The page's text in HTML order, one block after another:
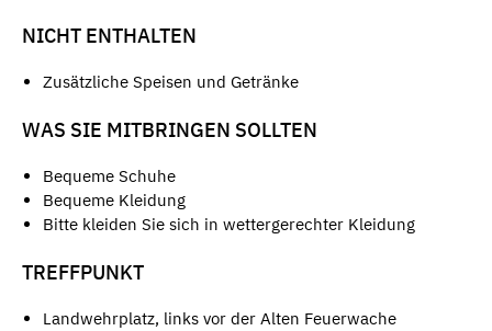
NICHT ENTHALTEN
Zusätzliche Speisen und Getränke
WAS SIE MITBRINGEN SOLLTEN
Bequeme Schuhe
Bequeme Kleidung
Bitte kleiden Sie sich in wettergerechter Kleidung
TREFFPUNKT
Landwehrplatz, links vor der Alten Feuerwache